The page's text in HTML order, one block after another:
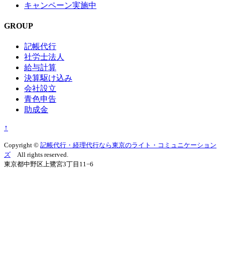
キャンペーン実施中
GROUP
記帳代行
社労士法人
給与計算
決算駆け込み
会社設立
青色申告
助成金
↑
Copyright © 記帳代行・経理代行なら東京のライト・コミュニケーション
ズ All rights reserved.
東京都中野区上鷺宮3丁目11−6